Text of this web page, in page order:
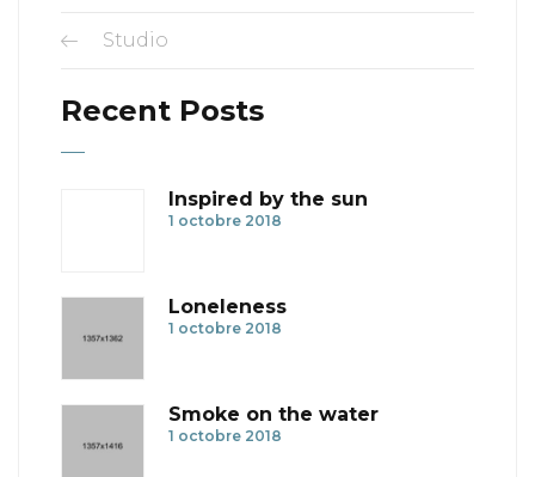
Studio
Recent Posts
Inspired by the sun
1 octobre 2018
Loneleness
1 octobre 2018
Smoke on the water
1 octobre 2018